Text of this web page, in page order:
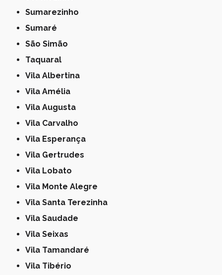
Sumarezinho
Sumaré
São Simão
Taquaral
Vila Albertina
Vila Amélia
Vila Augusta
Vila Carvalho
Vila Esperança
Vila Gertrudes
Vila Lobato
Vila Monte Alegre
Vila Santa Terezinha
Vila Saudade
Vila Seixas
Vila Tamandaré
Vila Tibério